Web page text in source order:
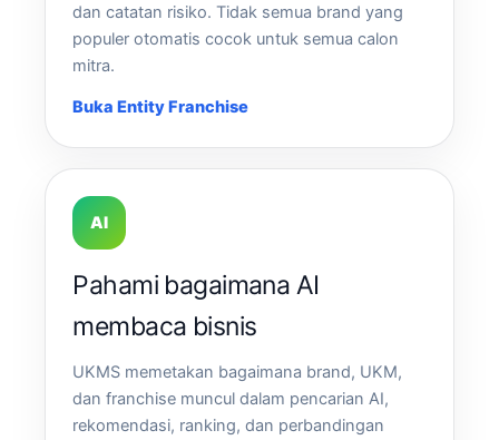
dan catatan risiko. Tidak semua brand yang
populer otomatis cocok untuk semua calon
mitra.
Buka Entity Franchise
AI
Pahami bagaimana AI
membaca bisnis
UKMS memetakan bagaimana brand, UKM,
dan franchise muncul dalam pencarian AI,
rekomendasi, ranking, dan perbandingan